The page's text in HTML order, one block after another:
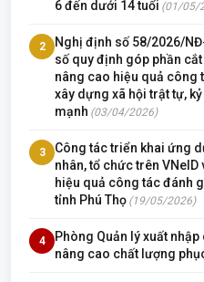
6 đến dưới 14 tuổi (01/05/
2
Nghị định số 58/2026/
số quy định góp phần
nâng cao hiệu quả công
xây dựng xã hội trật tự,
mạnh (03/04/2026)
3
Công tác triển khai ứng
nhân, tổ chức trên
hiệu quả công tác đánh
tỉnh Phú Thọ (19/05/2026)
4
Phòng Quản lý xuất
nâng cao chất lượng